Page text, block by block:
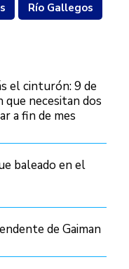
Río Gallegos
el cinturón: 9 de
que necesitan dos
a fin de mes
baleado en el
de Gaiman